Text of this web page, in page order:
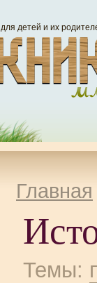
детей и их
Главная
Темы: